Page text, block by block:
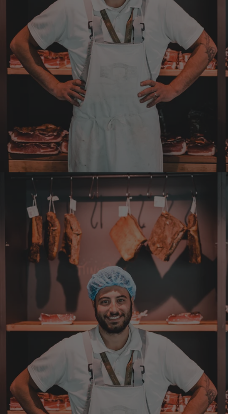
Verifizierter Kunde
Eurer Speck 🥓 ist einfach zum reinknien. Der
Geschmack… wie auf Wolke sieben.
7.8.2026
Wolfgang
Verifizierter Kunde
Qualität, Geschmack die Lieferung und die
Verpackung, alles super. Bei kleinen
Problemen wurde sofort geholfen. Hier kann
man ohne bedenken bestellen.
7.8.2026
Verifizierter Kunde
Sehr gute Produkte und auch eine schnelle
Lieferung. Produkte auch lange haltbar.
7.8.2026
Bernhard
Verifizierter Kunde
Die Ware wurde sehr schnell geliefert und ich
habe sie dann auch gleich probiert und es ist
natürlich ein wunderbarer Geschmack aus
Tirol und ich bin froh, dass sie so eine gute
Qualität liefert
Verifizierter Kunde
Der Schinken schmeckt sehr gut durch die
Bergkräuter. Ich würde mir wünschen
einzelne Teile zu bestellen. Meistens sind es